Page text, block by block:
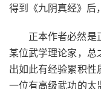
得到《九阴真经》后
正本作者必然是
某位武学理论家，总
出如此有经验累积性
一位有高级武功的太